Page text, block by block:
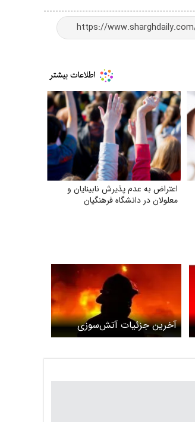
اعتراض به عدم پذیرش نابینایان و
معلولان در دانشگاه فرهنگیان
آخرین جزئیات آتش‌سوزی
جنگل گلستان+ ویدئو